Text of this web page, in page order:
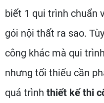
biết 1 qui trình chuẩn
gói nội thất ra sao.
công khác mà qui
nhưng tối thiểu cần
quá trình thiết kế thi